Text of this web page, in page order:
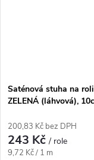
Saténová stuha na
ZELENÁ (láhvová),
200,83 Kč bez DPH
243 Kč/ role
Měrná
9,72 Kč / 1 m